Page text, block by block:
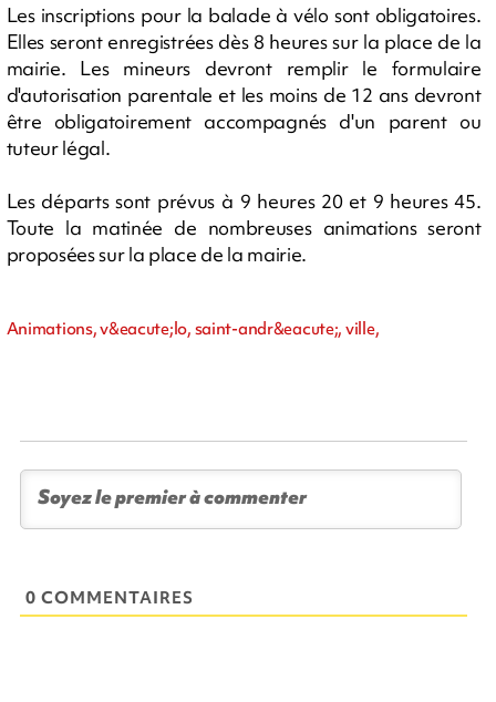
Les inscriptions pour la balade à vélo sont obligatoires.
Elles seront enregistrées dès 8 heures sur la place de la
mairie. Les mineurs devront remplir le formulaire
d'autorisation parentale et les moins de 12 ans devront
être obligatoirement accompagnés d'un parent ou
tuteur légal.
Les départs sont prévus à 9 heures 20 et 9 heures 45.
Toute la matinée de nombreuses animations seront
proposées sur la place de la mairie.
Animations, v&eacute;lo, saint-andr&eacute;, ville,
0 COMMENTAIRES